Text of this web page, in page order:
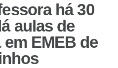
há 30
aulas de
EMEB de